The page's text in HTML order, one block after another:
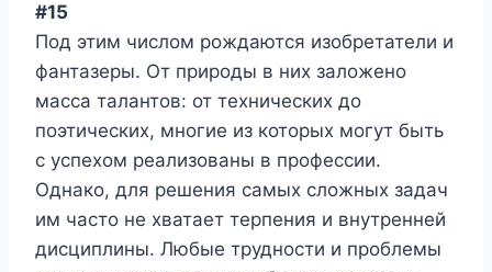
#15
Под этим числом рождаются изобретатели и
фантазеры. От природы в них заложено
масса талантов: от технических до
поэтических, многие из которых могут быть
с успехом реализованы в профессии.
Однако, для решения самых сложных задач
им часто не хватает терпения и внутренней
дисциплины. Любые трудности и проблемы